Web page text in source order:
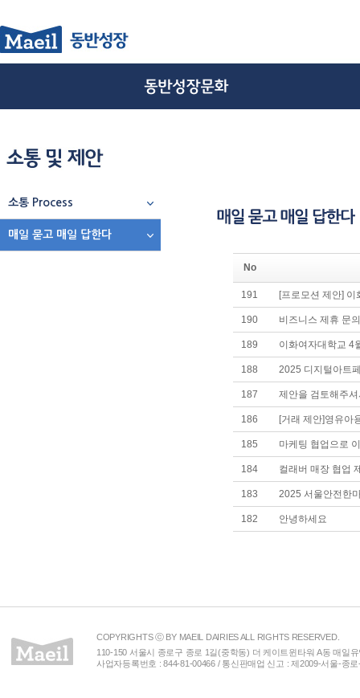
소통 Process
매일 묻고 매일 답한다
No
191 [프로모션 제안]
190 비즈니스 제휴 문
189 이화여자대학교 4
188 2025 디지털아트
187 제안을 검토해주
186 [거래 제안]영유아
185 마케팅 협업으로
184 컬래버 매장 협업
183 2025 서울안전한
182 안녕하세요
COPYRIGHTS ⓒ BY MAEIL DAIRIES ALL RIGHTS RESERVED.
110-150 서울시 종로구 종로 1길(중학동) 더 케이트윈타워 A동 매일
사업자등록번호 : 844-81-00466 / 통신판매업 신고 : 제2009-서울-종